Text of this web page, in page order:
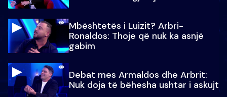
Mbështetës i Luizit? Arbri-
Ronaldos: Thoje që nuk ka asnjë
gabim
Debat mes Armaldos dhe Arbrit:
Nuk doja të bëhesha ushtar i askujt